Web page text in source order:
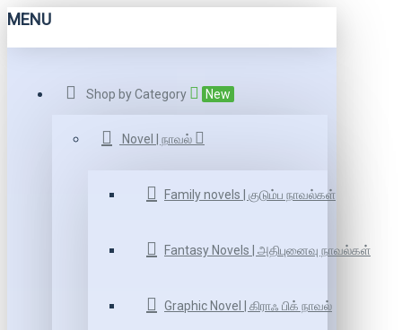
MENU
Shop by Category New
Novel | நாவல்
Family novels | குடும்ப நாவல்கள்
Fantasy Novels | அதிபுனைவு நாவல்கள்
Graphic Novel | கிராஃ பிக் நாவல்